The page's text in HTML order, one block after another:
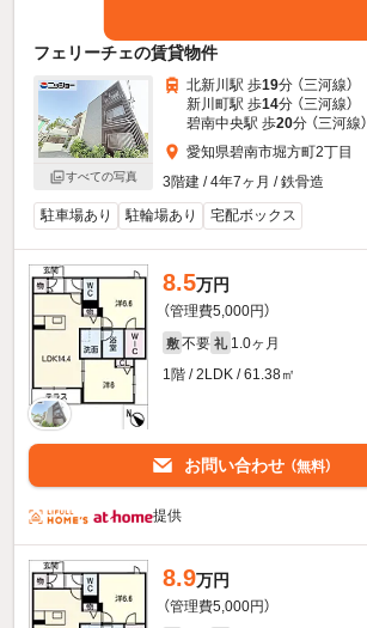
フェリーチェの賃貸物件
すべての写真
北新川駅 歩19分 （三河線）
新川町駅 歩14分 （三河線）
碧南中央駅 歩20分 （三河線）
愛知県碧南市堀方町2丁目
3階建 / 4年7ヶ月 / 鉄骨造
駐車場あり
駐輪場あり 宅配ボックス
8.5万円
（管理費5,000円）
敷 不要 礼 1.0ヶ月
1階 / 2LDK / 61.38㎡
お問い合わせ （無料）
提供
8.9万円
（管理費5,000円）